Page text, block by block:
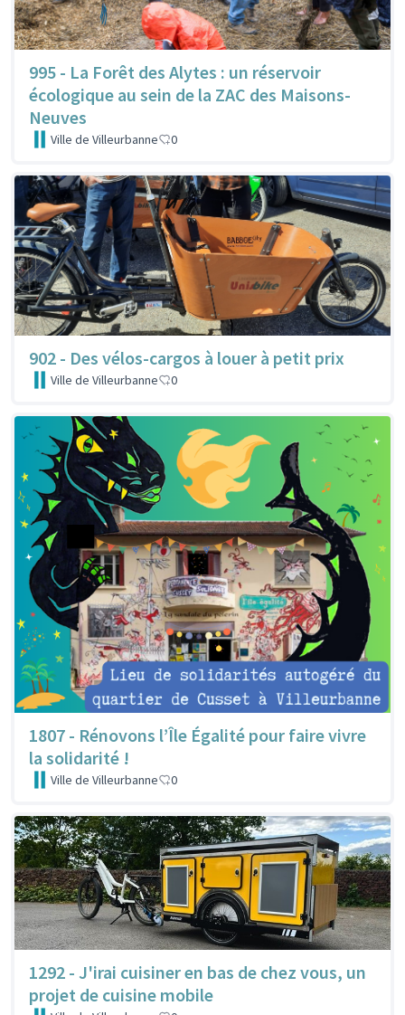
995 - La Forêt des Alytes : un réservoir
écologique au sein de la ZAC des Maisons-
Neuves
Ville de Villeurbanne 0
902 - Des vélos-cargos à louer à petit prix
Ville de Villeurbanne 0
1807 - Rénovons l’Île Égalité pour faire vivre
la solidarité !
Ville de Villeurbanne 0
1292 - J'irai cuisiner en bas de chez vous, un
projet de cuisine mobile